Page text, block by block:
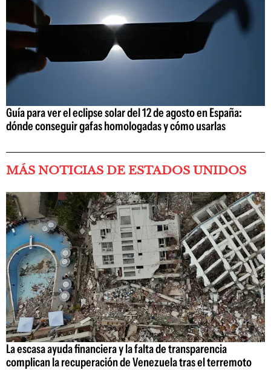
Guía para ver el eclipse solar del 12 de agosto en España:
dónde conseguir gafas homologadas y cómo usarlas
MÁS NOTICIAS DE ESTADOS UNIDOS
La escasa ayuda financiera y la falta de transparencia
complican la recuperación de Venezuela tras el terremoto